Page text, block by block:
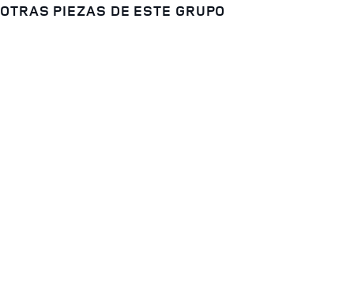
OTRAS PIEZAS DE ESTE GRUPO